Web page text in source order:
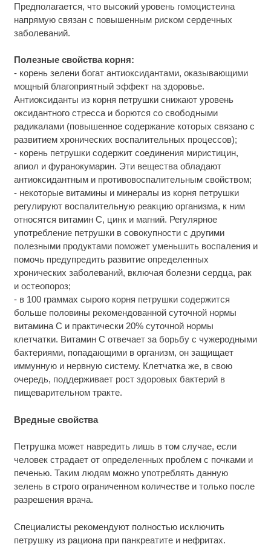
Предполагается, что высокий уровень гомоцистеина
напрямую связан с повышенным риском сердечных
заболеваний.
Полезные свойства корня:
- корень зелени богат антиоксидантами, оказывающими
мощный благоприятный эффект на здоровье.
Антиоксиданты из корня петрушки снижают уровень
оксидантного стресса и борются со свободными
радикалами (повышенное содержание которых связано с
развитием хронических воспалительных процессов);
- корень петрушки содержит соединения миристицин,
апиол и фуранокумарин. Эти вещества обладают
антиоксидантным и противовоспалительным свойством;
- некоторые витамины и минералы из корня петрушки
регулируют воспалительную реакцию организма, к ним
относятся витамин C, цинк и магний. Регулярное
употребление петрушки в совокупности с другими
полезными продуктами поможет уменьшить воспаления и
помочь предупредить развитие определенных
хронических заболеваний, включая болезни сердца, рак
и остеопороз;
- в 100 граммах сырого корня петрушки содержится
больше половины рекомендованной суточной нормы
витамина C и практически 20% суточной нормы
клетчатки. Витамин C отвечает за борьбу с чужеродными
бактериями, попадающими в организм, он защищает
иммунную и нервную систему. Клетчатка же, в свою
очередь, поддерживает рост здоровых бактерий в
пищеварительном тракте.
Вредные свойства
Петрушка может навредить лишь в том случае, если
человек страдает от определенных проблем с почками и
печенью. Таким людям можно употреблять данную
зелень в строго ограниченном количестве и только после
разрешения врача.
Специалисты рекомендуют полностью исключить
петрушку из рациона при панкреатите и нефритах.